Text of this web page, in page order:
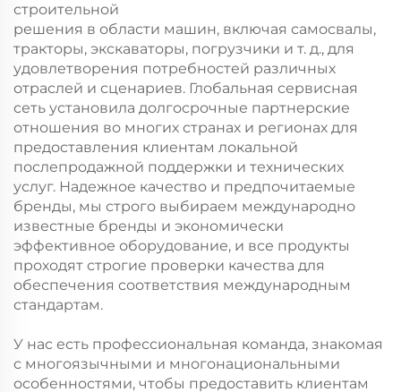
строительной
решения в области машин, включая самосвалы,
тракторы, экскаваторы, погрузчики и т. д., для
удовлетворения потребностей различных
отраслей и сценариев. Глобальная сервисная
сеть установила долгосрочные партнерские
отношения во многих странах и регионах для
предоставления клиентам локальной
послепродажной поддержки и технических
услуг. Надежное качество и предпочитаемые
бренды, мы строго выбираем международно
известные бренды и экономически
эффективное оборудование, и все продукты
проходят строгие проверки качества для
обеспечения соответствия международным
стандартам.
У нас есть профессиональная команда, знакомая
с многоязычными и многонациональными
особенностями, чтобы предоставить клиентам